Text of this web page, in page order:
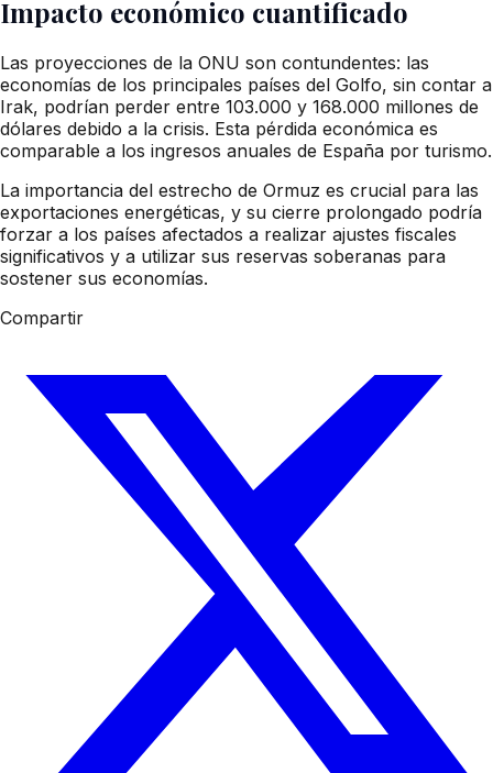
Impacto económico cuantificado
Las proyecciones de la ONU son contundentes: las
economías de los principales países del Golfo, sin contar a
Irak, podrían perder entre 103.000 y 168.000 millones de
dólares debido a la crisis. Esta pérdida económica es
comparable a los ingresos anuales de España por turismo.
La importancia del estrecho de Ormuz es crucial para las
exportaciones energéticas, y su cierre prolongado podría
forzar a los países afectados a realizar ajustes fiscales
significativos y a utilizar sus reservas soberanas para
sostener sus economías.
Compartir